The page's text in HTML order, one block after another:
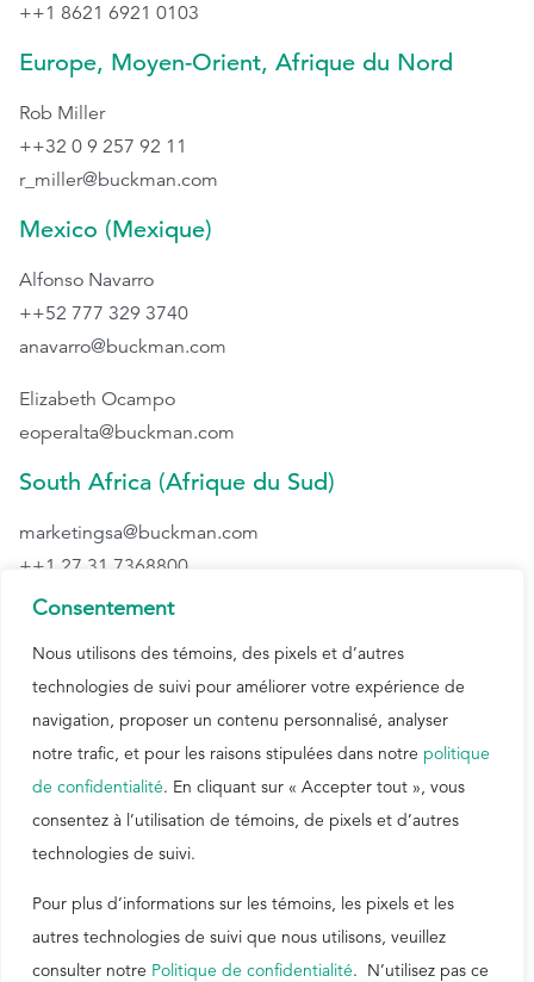
Consentement
Nous utilisons des témoins, des pixels et d’autres
technologies de suivi pour améliorer votre expérience de
navigation, proposer un contenu personnalisé, analyser
notre trafic, et pour les raisons stipulées dans notre politique
de confidentialité. En cliquant sur « Accepter tout », vous
consentez à l’utilisation de témoins, de pixels et d’autres
technologies de suivi.
Pour plus d’informations sur les témoins, les pixels et les
autres technologies de suivi que nous utilisons, veuillez
consulter notre Politique de confidentialité. N’utilisez pas ce
++1 8621 6921 0103
Europe, Moyen-Orient, Afrique du Nord
Rob Miller
++32 0 9 257 92 11
r_miller@buckman.com
Mexico (Mexique)
Alfonso Navarro
++52 777 329 3740
anavarro@buckman.com
Elizabeth Ocampo
eoperalta@buckman.com
South Africa (Afrique du Sud)
marketingsa@buckman.com
++1 27 31 7368800
Cône sud (Argentine, Chili, Paraguay et
Uruguay)
Paulo Sérgio Lemos
+ +55 19 3864 5000
pslemos@buckman.com
United States (États-Unis)
Lisa Evans
++1 901 272 6316
lcevans@buckman.com